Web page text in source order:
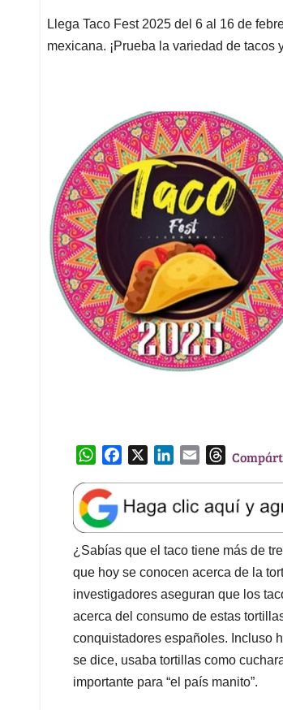
Llega Taco Fest 2025 del 6 al 16 de
mexicana. ¡Prueba la variedad de tacos
W
a
t
s
A
p
p
e
b
o
o
k
k
e
d
I
n
l
T
e
a
d
s
¿Sabías que el taco tiene más de
que hoy se conocen acerca de la
investigadores aseguran que los
acerca del consumo de estas
conquistadores españoles. Incluso
se dice, usaba tortillas como
importante para “el país manito”.